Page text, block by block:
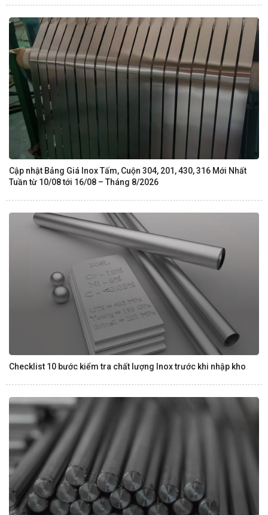
Cập nhật Bảng Giá Inox Tấm, Cuộn 304, 201, 430, 316 Mới Nhất
Tuần từ 10/08 tới 16/08 – Tháng 8/2026
Checklist 10 bước kiểm tra chất lượng Inox trước khi nhập kho